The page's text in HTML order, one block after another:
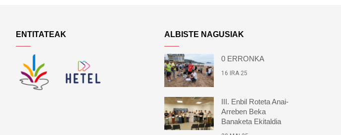
ENTITATEAK ALBISTE NAGUSIAK
0 ERRONKA
16 IRA 25
III. Enbil Roteta Anai-
Arreben Beka
Banaketa Ekitaldia